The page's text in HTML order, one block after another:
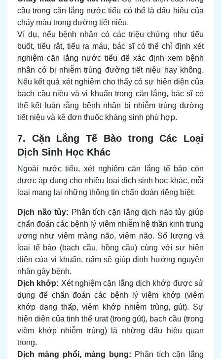
cầu trong cặn lắng nước tiểu có thể là dấu hiệu của
chảy máu trong đường tiết niệu.
Ví dụ, nếu bệnh nhân có các triệu chứng như tiểu
buốt, tiểu rắt, tiểu ra máu, bác sĩ có thể chỉ định xét
nghiệm cặn lắng nước tiểu để xác định xem bệnh
nhân có bị nhiễm trùng đường tiết niệu hay không.
Nếu kết quả xét nghiệm cho thấy có sự hiện diện của
bạch cầu niệu và vi khuẩn trong cặn lắng, bác sĩ có
thể kết luận rằng bệnh nhân bị nhiễm trùng đường
tiết niệu và kê đơn thuốc kháng sinh phù hợp.
7. Cặn Lắng Tế Bào trong Các Loại
Dịch Sinh Học Khác
Ngoài nước tiểu, xét nghiệm cặn lắng tế bào còn
được áp dụng cho nhiều loại dịch sinh học khác, mỗi
loại mang lại những thông tin chẩn đoán riêng biệt:
Dịch não tủy: Phân tích cặn lắng dịch não tủy giúp
chẩn đoán các bệnh lý viêm nhiễm hệ thần kinh trung
ương như viêm màng não, viêm não. Số lượng và
loại tế bào (bạch cầu, hồng cầu) cùng với sự hiện
diện của vi khuẩn, nấm sẽ giúp định hướng nguyên
nhân gây bệnh.
Dịch khớp: Xét nghiệm cặn lắng dịch khớp được sử
dụng để chẩn đoán các bệnh lý viêm khớp (viêm
khớp dạng thấp, viêm khớp nhiễm trùng, gút). Sự
hiện diện của tinh thể urat (trong gút), bạch cầu (trong
viêm khớp nhiễm trùng) là những dấu hiệu quan
trọng.
Dịch màng phổi, màng bụng: Phân tích cặn lắng